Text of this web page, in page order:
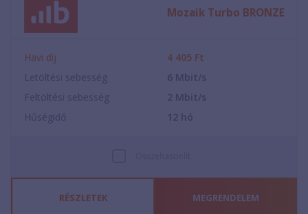
Mozaik Turbo BRONZE
Havi díj 4 405 Ft
Letöltési sebesség
6 Mbit/s
Feltöltési sebesség
2 Mbit/s
Hűségidő
12 hó
RÉSZLETEK MEGRENDELEM